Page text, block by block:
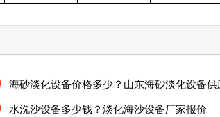
水洗沙设备多少钱？淡化海沙设备厂家报价